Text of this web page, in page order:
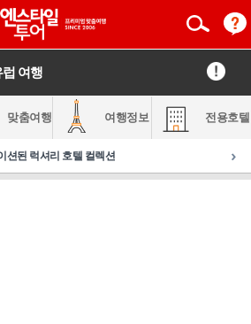
여행
맞춤여행 여행정보 전용호텔
션된 럭셔리 호텔 컬렉션 ›